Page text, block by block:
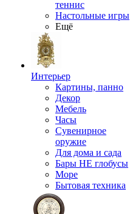
теннис
Настольные игры
Ещё
Интерьер
Картины, панно
Декор
Мебель
Часы
Сувенирное
оружие
Для дома и сада
Бары НЕ глобусы
Море
Бытовая техника